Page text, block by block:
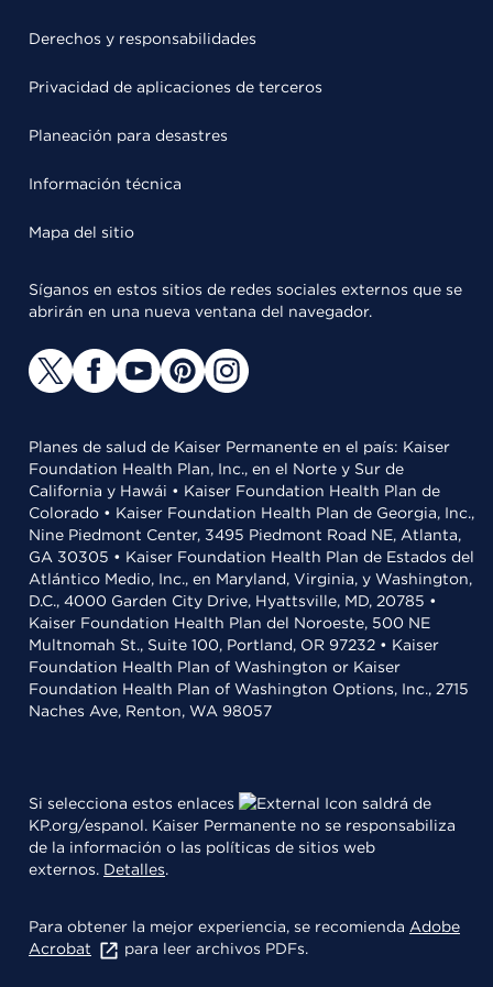
Derechos y responsabilidades
Privacidad de aplicaciones de terceros
Planeación para desastres
Información técnica
Mapa del sitio
Síganos en estos sitios de redes sociales externos que se
abrirán en una nueva ventana del navegador.
Planes de salud de Kaiser Permanente en el país: Kaiser
Foundation Health Plan, Inc., en el Norte y Sur de
California y Hawái • Kaiser Foundation Health Plan de
Colorado • Kaiser Foundation Health Plan de Georgia, Inc.,
Nine Piedmont Center, 3495 Piedmont Road NE, Atlanta,
GA 30305 • Kaiser Foundation Health Plan de Estados del
Atlántico Medio, Inc., en Maryland, Virginia, y Washington,
D.C., 4000 Garden City Drive, Hyattsville, MD, 20785 •
Kaiser Foundation Health Plan del Noroeste, 500 NE
Multnomah St., Suite 100, Portland, OR 97232 • Kaiser
Foundation Health Plan of Washington or Kaiser
Foundation Health Plan of Washington Options, Inc., 2715
Naches Ave, Renton, WA 98057
Si selecciona estos enlaces
saldrá de
KP.org/espanol. Kaiser Permanente no se responsabiliza
de la información o las políticas de sitios web
externos. Detalles.
Para obtener la mejor experiencia, se recomienda Adobe
Acrobat
para leer archivos PDFs.